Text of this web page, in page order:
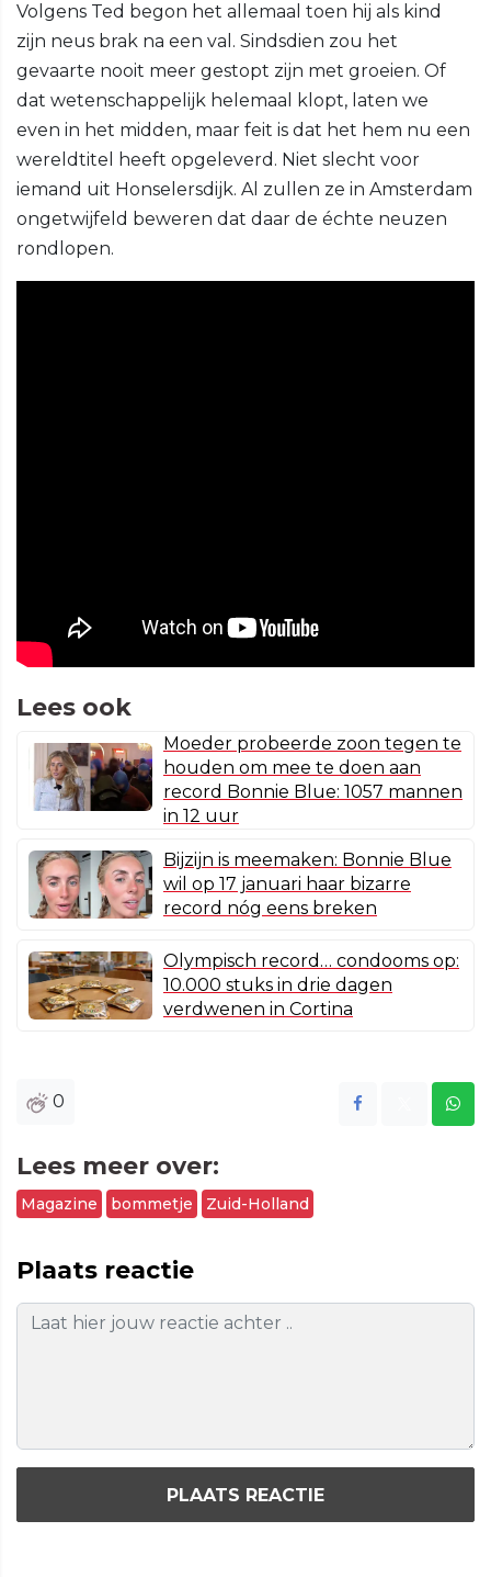
Volgens Ted begon het allemaal toen hij als kind
zijn neus brak na een val. Sindsdien zou het
gevaarte nooit meer gestopt zijn met groeien. Of
dat wetenschappelijk helemaal klopt, laten we
even in het midden, maar feit is dat het hem nu een
wereldtitel heeft opgeleverd. Niet slecht voor
iemand uit Honselersdijk. Al zullen ze in Amsterdam
ongetwijfeld beweren dat daar de échte neuzen
rondlopen.
Lees ook
Moeder probeerde zoon tegen te
houden om mee te doen aan
record Bonnie Blue: 1057 mannen
in 12 uur
Bijzijn is meemaken: Bonnie Blue
wil op 17 januari haar bizarre
record nóg eens breken
Olympisch record… condooms op:
10.000 stuks in drie dagen
verdwenen in Cortina
0
Lees meer over:
Magazine bommetje Zuid-Holland
Plaats reactie
PLAATS REACTIE